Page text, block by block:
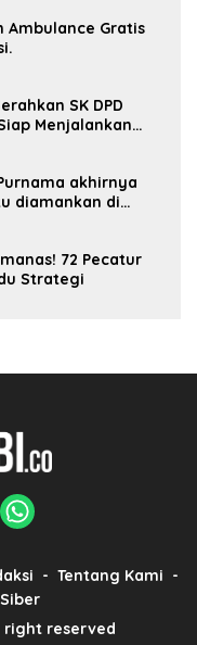
Ambulance Gratis
SK DPD
Menjalankan
akhirnya
diamankan di
72 Pecatur
Strategi
Tentang Kami
right reserved